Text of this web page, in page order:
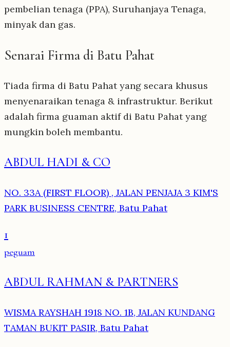
pembelian tenaga (PPA), Suruhanjaya Tenaga,
minyak dan gas.
Senarai Firma di Batu Pahat
Tiada firma di Batu Pahat yang secara khusus
menyenaraikan tenaga & infrastruktur. Berikut
adalah firma guaman aktif di Batu Pahat yang
mungkin boleh membantu.
ABDUL HADI & CO
NO. 33A (FIRST FLOOR) , JALAN PENJAJA 3 KIM'S
PARK BUSINESS CENTRE, Batu Pahat
1
peguam
ABDUL RAHMAN & PARTNERS
WISMA RAYSHAH 1918 NO. 1B, JALAN KUNDANG
TAMAN BUKIT PASIR, Batu Pahat